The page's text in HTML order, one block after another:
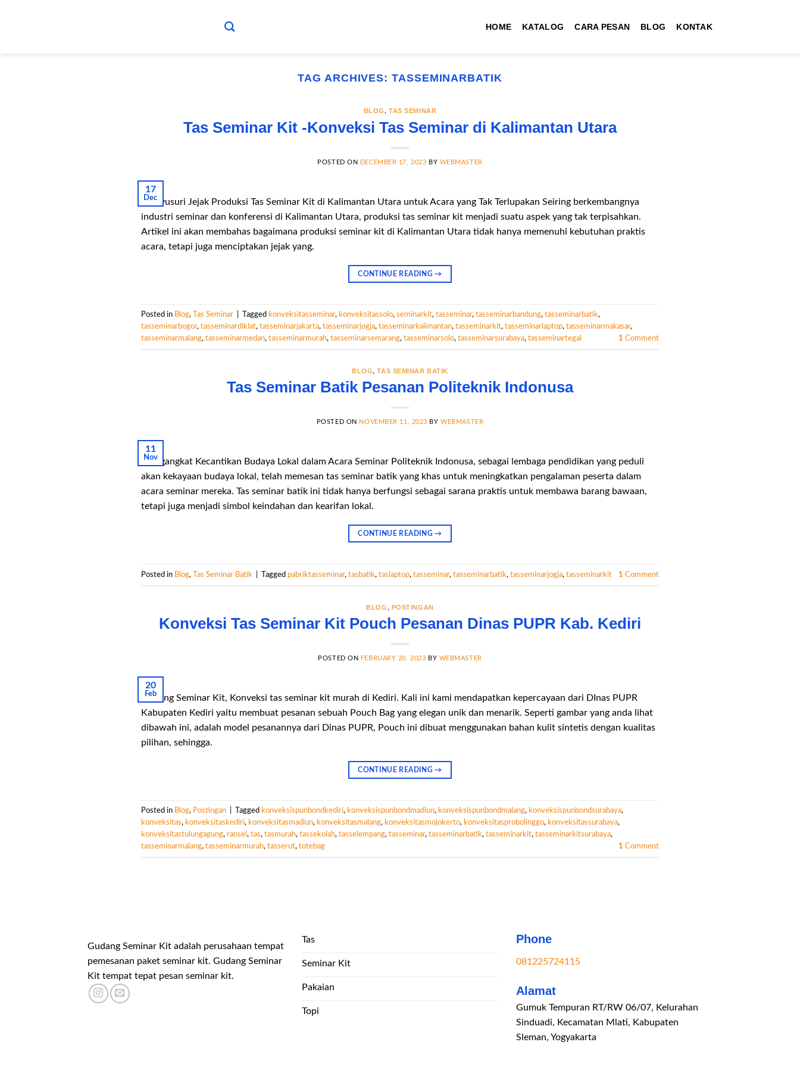
HOME KATALOG CARA PESAN BLOG KONTAK
TAG ARCHIVES:TASSEMINARBATIK
BLOG,TAS SEMINAR
Tas Seminar Kit -Konveksi Tas Seminar di Kalimantan Utara
POSTED ON DECEMBER 17, 2023 BY WEBMASTER
17
Dec
Menyusuri Jejak Produksi Tas Seminar Kit di Kalimantan Utara untuk Acara yang Tak Terlupakan Seiring berkembangnya
industri seminar dan konferensi di Kalimantan Utara, produksi tas seminar kit menjadi suatu aspek yang tak terpisahkan.
Artikel ini akan membahas bagaimana produksi seminar kit di Kalimantan Utara tidak hanya memenuhi kebutuhan praktis
acara, tetapi juga menciptakan jejak yang.
CONTINUE READING→
Posted in Blog, Tas Seminar Tagged konveksitasseminar, konveksitassolo, seminarkit, tasseminar, tasseminarbandung, tasseminarbatik,
tasseminarbogor, tasseminardiklat, tasseminarjakarta, tasseminarjogja, tasseminarkalimantan, tasseminarkit, tasseminarlaptop, tasseminarmakasar,
tasseminarmalang, tasseminarmedan, tasseminarmurah, tasseminarsemarang, tasseminarsolo, tasseminarsurabaya, tasseminartegal 1 Comment
BLOG,TAS SEMINAR BATIK
Tas Seminar Batik Pesanan Politeknik Indonusa
POSTED ON NOVEMBER 11, 2023 BYWEBMASTER
11
Nov
Mengangkat Kecantikan Budaya Lokal dalam Acara Seminar Politeknik Indonusa, sebagai lembaga pendidikan yang peduli
akan kekayaan budaya lokal, telah memesan tas seminar batik yang khas untuk meningkatkan pengalaman peserta dalam
acara seminar mereka. Tas seminar batik ini tidak hanya berfungsi sebagai sarana praktis untuk membawa barang bawaan,
tetapi juga menjadi simbol keindahan dan kearifan lokal.
CONTINUE READING→
Posted in Blog, Tas Seminar Batik Tagged pabriktasseminar, tasbatik, taslaptop, tasseminar, tasseminarbatik, tasseminarjogja, tasseminarkit 1 Comment
BLOG, POSTINGAN
Konveksi Tas Seminar Kit Pouch Pesanan Dinas PUPR Kab. Kediri
POSTED ON FEBRUARY 20, 2023 BY WEBMASTER
20
Feb
Gudang Seminar Kit, Konveksi tas seminar kit murah di Kediri. Kali ini kami mendapatkan kepercayaan dari DInas PUPR
Kabupaten Kediri yaitu membuat pesanan sebuah Pouch Bag yang elegan unik dan menarik. Seperti gambar yang anda lihat
dibawah ini, adalah model pesanannya dari Dinas PUPR, Pouch ini dibuat menggunakan bahan kulit sintetis dengan kualitas
pilihan, sehingga.
CONTINUE READING→
Posted in Blog, Postingan Tagged konveksispunbondkediri, konveksispunbondmadiun, konveksispunbondmalang, konveksispunbondsurabaya,
konveksitas, konveksitaskediri, konveksitasmadiun, konveksitasmalang, konveksitasmojokerto, konveksitasprobolinggo, konveksitassurabaya,
konveksitastulungagung, ransel , tas, tasmurah, tassekolah, tasselempang, tasseminar, tasseminarbatik, tasseminarkit, tasseminarkitsurabaya,
tasseminarmalang, tasseminarmurah, tasserut, totebag 1 Comment
Gudang Seminar Kit adalah perusahaan tempat
pemesanan paket seminar kit. Gudang Seminar
Kit tempat tepat pesan seminar kit.
Tas
Seminar Kit
Pakaian
Topi
Phone
081225724115
Alamat
Gumuk Tempuran RT/RW 06/07, Kelurahan
Sinduadi, Kecamatan Mlati, Kabupaten
Sleman, Yogyakarta